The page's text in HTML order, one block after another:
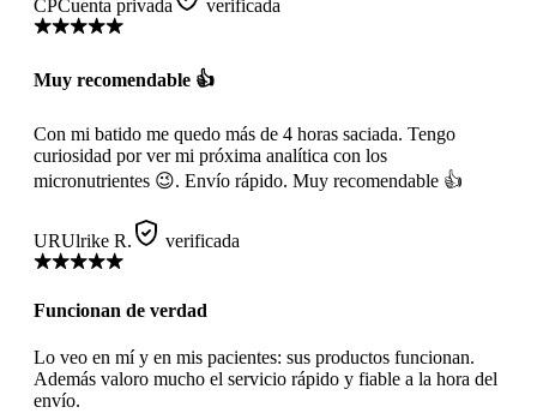
CPCuenta privada verificada
Muy recomendable 👍
Con mi batido me quedo más de 4 horas saciada. Tengo
curiosidad por ver mi próxima analítica con los
micronutrientes 😉. Envío rápido. Muy recomendable 👍
URUlrike R. verificada
Funcionan de verdad
Lo veo en mí y en mis pacientes: sus productos funcionan.
Además valoro mucho el servicio rápido y fiable a la hora del
envío.